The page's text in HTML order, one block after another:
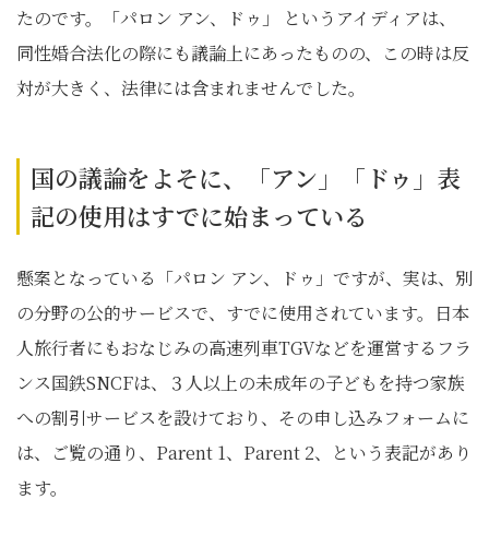
たのです。「パロン アン、ドゥ」 というアイディアは、
同性婚合法化の際にも議論上にあったものの、この時は反
対が大きく、法律には含まれませんでした。
国の議論をよそに、「アン」「ドゥ」表
記の使用はすでに始まっている
懸案となっている「パロン アン、ドゥ」ですが、実は、別
の分野の公的サービスで、すでに使用されています。日本
人旅行者にもおなじみの高速列車TGVなどを運営するフラ
ンス国鉄SNCFは、３人以上の未成年の子どもを持つ家族
への割引サービスを設けており、その申し込みフォームに
は、ご覧の通り、Parent 1、Parent 2、という表記があり
ます。